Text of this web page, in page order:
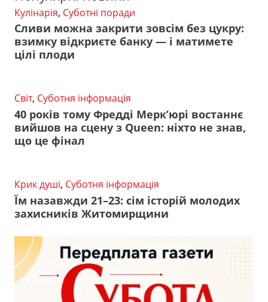
Кулінарія, Суботні поради
Сливи можна закрити зовсім без цукру:
взимку відкриєте банку — і матимете
цілі плоди
Світ, Суботня інформація
40 років тому Фредді Мерк’юрі востаннє
вийшов на сцену з Queen: ніхто не знав,
що це фінал
Крик душі, Суботня інформація
Їм назавжди 21–23: сім історій молодих
захисників Житомирщини